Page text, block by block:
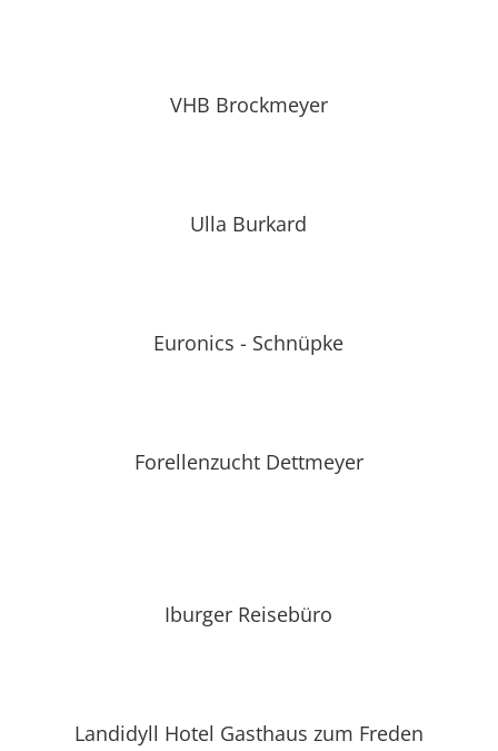
VHB Brockmeyer
Ulla Burkard
Euronics - Schnüpke
Forellenzucht Dettmeyer
Iburger Reisebüro
Landidyll Hotel Gasthaus zum Freden